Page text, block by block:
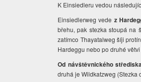
K Einsiedleru vedou
Einsiedlerweg vede z
břehu, pak stezka stoupá na
zatímco Thayatalweg šíji
Hardeggu nebo po druhé
Od návštěvnického
druhá je Wildkatzweg (Stezka